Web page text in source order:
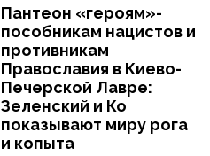
Пантеон «героям»-
пособникам нацистов и
противникам
Православия в Киево-
Печерской Лавре:
Зеленский и Ко
показывают миру рога
и копыта